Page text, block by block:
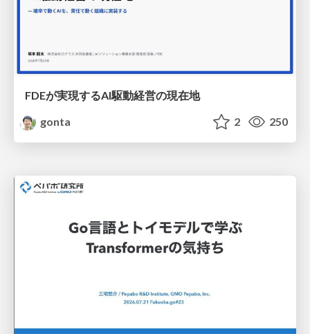
FDEが実現するAI駆動経営の現在地
gonta
2 250